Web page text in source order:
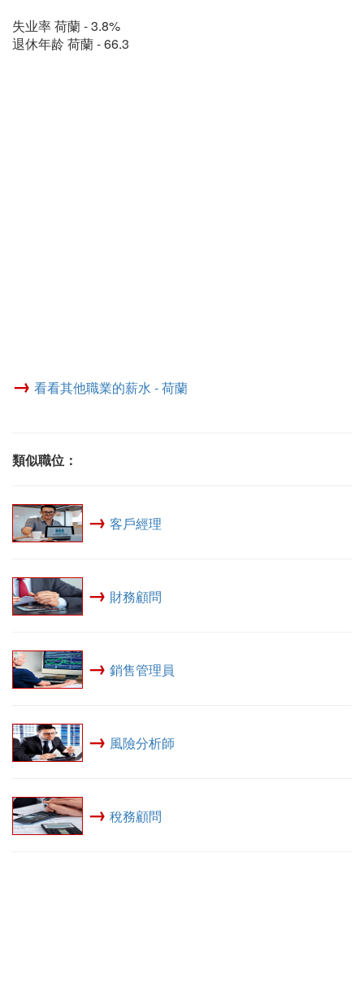
失业率 荷蘭 - 3.8%
退休年龄 荷蘭 - 66.3
→ 看看其他職業的薪水 - 荷蘭
類似職位：
→ 客戶經理
→ 財務顧問
→ 銷售管理員
→ 風險分析師
→ 稅務顧問